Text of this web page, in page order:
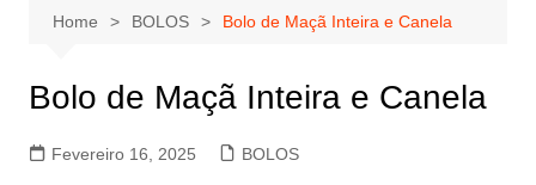
Home BOLOS Bolo de Maçã Inteira e Canela
Bolo de Maçã Inteira e Canela
Fevereiro 16, 2025 BOLOS